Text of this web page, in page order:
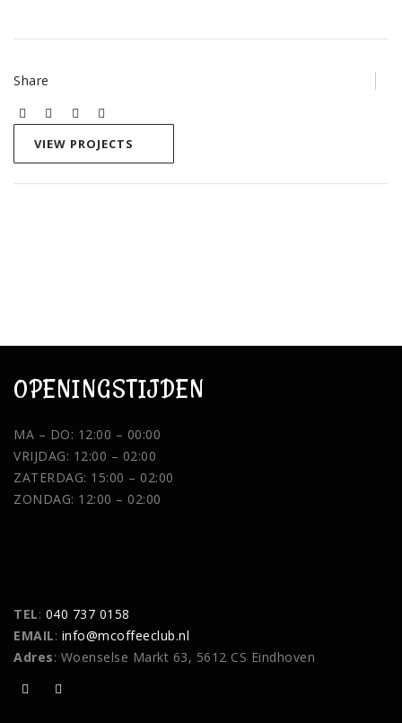
Share
VIEW PROJECTS
OPENINGSTIJDEN
MA – DO: 12:00 – 00:00
VRIJDAG: 12:00 – 02:00
ZATERDAG: 15:00 – 02:00
ZONDAG: 12:00 – 02:00
TEL: 040 737 0158
EMAIL: info@mcoffeeclub.nl
Adres: Woenselse Markt 63, 5612 CS Eindhoven